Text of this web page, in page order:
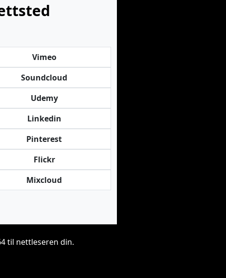
Vimeo
Soundcloud
Udemy
Linkedin
Pinterest
Flickr
Mixcloud
til nettleseren din.